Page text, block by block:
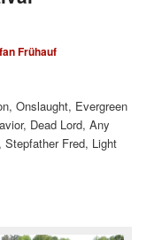
Frühauf
Onslaught, Evergreen
Dead Lord, Any
Fred, Light